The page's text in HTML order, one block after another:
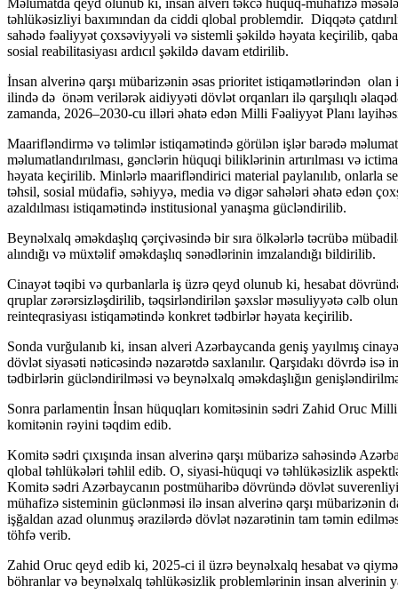
Məlumatda qeyd olunub ki, insan alveri təkcə hüquq-mühafizə
təhlükəsizliyi baxımından da ciddi qlobal problemdir. Diqqətə
sahədə fəaliyyət çoxsəviyyəli və sistemli şəkildə həyata keçirilib,
sosial reabilitasiyası ardıcıl şəkildə davam etdirilib.
İnsan alverinə qarşı mübarizənin əsas prioritet istiqamətlərindən
ilində də önəm verilərək aidiyyəti dövlət orqanları ilə qarşılıqlı
zamanda, 2026–2030-cu illəri əhatə edən Milli Fəaliyyət Planı
Maarifləndirmə və təlimlər istiqamətində görülən işlər barədə
məlumatlandırılması, gənclərin hüquqi biliklərinin artırılması və
həyata keçirilib. Minlərlə maarifləndirici material paylanılıb, onlarla
təhsil, sosial müdafiə, səhiyyə, media və digər sahələri əhatə edən
azaldılması istiqamətində institusional yanaşma gücləndirilib.
Beynəlxalq əməkdaşlıq çərçivəsində bir sıra ölkələrlə təcrübə
alındığı və müxtəlif əməkdaşlıq sənədlərinin imzalandığı bildirilib.
Cinayət təqibi və qurbanlarla iş üzrə qeyd olunub ki, hesabat
qruplar zərərsizləşdirilib, təqsirləndirilən şəxslər məsuliyyətə cəlb
reinteqrasiyası istiqamətində konkret tədbirlər həyata keçirilib.
Sonda vurğulanıb ki, insan alveri Azərbaycanda geniş yayılmış
dövlət siyasəti nəticəsində nəzarətdə saxlanılır. Qarşıdakı dövrdə
tədbirlərin gücləndirilməsi və beynəlxalq əməkdaşlığın
Sonra parlamentin İnsan hüquqları komitəsinin sədri Zahid Oruc
komitənin rəyini təqdim edib.
Komitə sədri çıxışında insan alverinə qarşı mübarizə sahəsində
qlobal təhlükələri təhlil edib. O, siyasi-hüquqi və təhlükəsizlik
Komitə sədri Azərbaycanın postmüharibə dövründə dövlət
mühafizə sisteminin güclənməsi ilə insan alverinə qarşı
işğaldan azad olunmuş ərazilərdə dövlət nəzarətinin tam təmin
töhfə verib.
Zahid Oruc qeyd edib ki, 2025-ci il üzrə beynəlxalq hesabat və
böhranlar və beynəlxalq təhlükəsizlik problemlərinin insan alverinin